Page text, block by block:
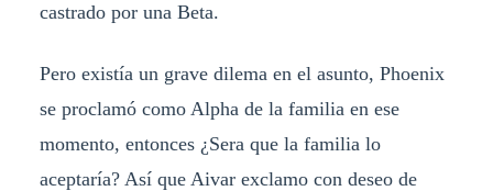
castrado por una Beta.
Pero existía un grave dilema en el asunto, Phoenix
se proclamó como Alpha de la familia en ese
momento, entonces ¿Sera que la familia lo
aceptaría? Así que Aivar exclamo con deseo de